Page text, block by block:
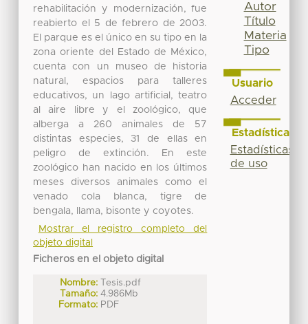
rehabilitación y modernización, fue
reabierto el 5 de febrero de 2003.
El parque es el único en su tipo en la
zona oriente del Estado de México,
cuenta con un museo de historia
natural, espacios para talleres
educativos, un lago artificial, teatro
al aire libre y el zoológico, que
alberga a 260 animales de 57
distintas especies, 31 de ellas en
peligro de extinción. En este
zoológico han nacido en los últimos
meses diversos animales como el
venado cola blanca, tigre de
bengala, llama, bisonte y coyotes.
Mostrar el registro completo del
objeto digital
Ficheros en el objeto digital
Nombre: Tesis.pdf
Tamaño: 4.986Mb
Formato: PDF
Autor
Título
Materia
Tipo
Usuario
Acceder
Estadísticas
Estadísticas
de uso